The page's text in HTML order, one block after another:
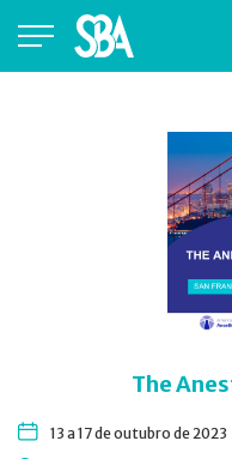
The
13 a 17 de outubro de 2023